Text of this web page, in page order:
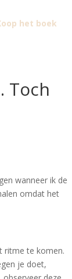
het boek
Toch
wanneer ik de
omdat het
ritme te komen.
je doet,